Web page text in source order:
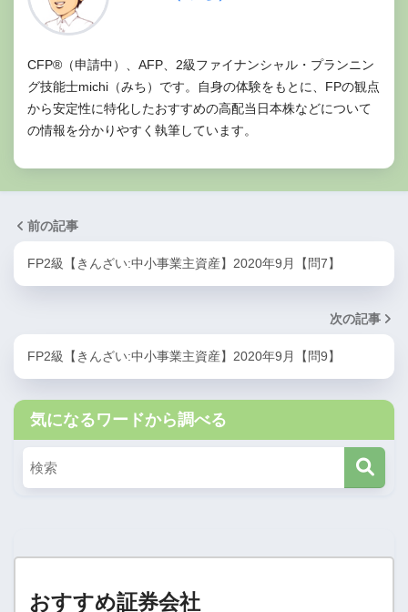
CFP®（申請中）、AFP、2級ファイナンシャル・プランニン
グ技能士michi（みち）です。自身の体験をもとに、FPの観点
から安定性に特化したおすすめの高配当日本株などについて
の情報を分かりやすく執筆しています。
前の記事
FP2級【きんざい:中小事業主資産】2020年9月【問7】
次の記事
FP2級【きんざい:中小事業主資産】2020年9月【問9】
気になるワードから調べる
おすすめ証券会社